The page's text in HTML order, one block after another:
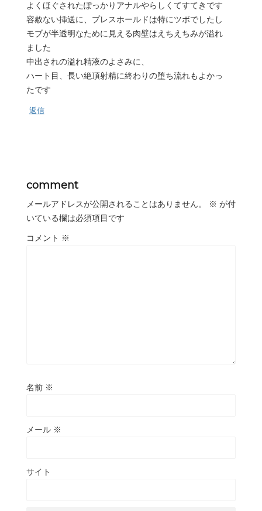
よくほぐされたぽっかりアナルやらしくてすてきです
容赦ない挿送に、プレスホールドは特にツボでしたし
モブが半透明なために見える肉壁はえちえちみが溢れ
ました
中出されの溢れ精液のよさみに、
ハート目、長い絶頂射精に終わりの堕ち流れもよかっ
たです
返信
comment
メールアドレスが公開されることはありません。 ※ が付
いている欄は必須項目です
コメント ※
名前 ※
メール ※
サイト